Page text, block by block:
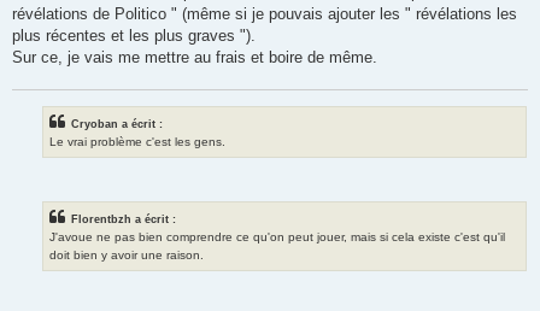
révélations de Politico " (même si je pouvais ajouter les " révélations les
plus récentes et les plus graves ").
Sur ce, je vais me mettre au frais et boire de même.
Cryoban a écrit :
Le vrai problème c'est les gens.
Florentbzh a écrit :
J'avoue ne pas bien comprendre ce qu'on peut jouer, mais si cela existe c'est qu'il
doit bien y avoir une raison.